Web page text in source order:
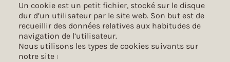
Un cookie est un petit fichier, stocké sur le disque
dur d’un utilisateur par le site web. Son but est de
recueillir des données relatives aux habitudes de
navigation de l’utilisateur.
Nous utilisons les types de cookies suivants sur
notre site :